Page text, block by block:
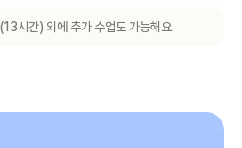
13시간) 외에 추가 수업도 가능해요.